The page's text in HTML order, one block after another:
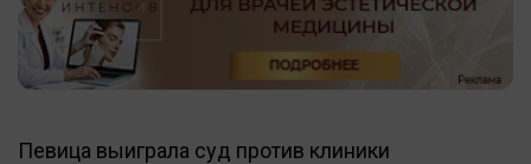
Певица выиграла суд против клиники